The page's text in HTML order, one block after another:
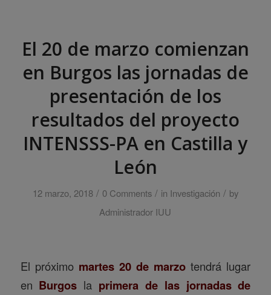
El 20 de marzo comienzan
en Burgos las jornadas de
presentación de los
resultados del proyecto
INTENSSS-PA en Castilla y
León
12 marzo, 2018 / 0 Comments / in Investigación / by
Administrador IUU
El próximo martes 20 de marzo tendrá lugar
en Burgos la primera de las jornadas de